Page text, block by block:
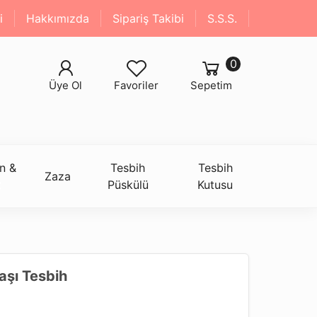
Hakkımızda Sipariş Takibi S.S.S.
Sepetim
0
Favoriler
Üye Ol
&
Zaza
Tesbih
Püskülü
Tesbih
Kutusu
Tesbih